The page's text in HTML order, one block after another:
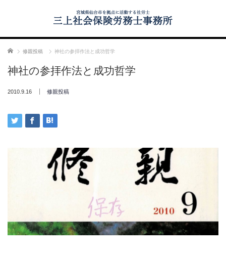
ホーム 修親投稿 神社の参拝作法と成功哲学
神社の参拝作法と成功哲学
2010.9.16 修親投稿